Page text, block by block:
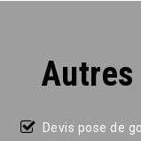
Devis pose de